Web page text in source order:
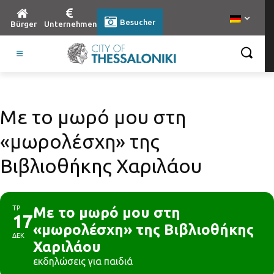
Bürger Unternehmen Besucher
Με το μωρό μου στη
«μωρολέσχη» της
Βιβλιοθήκης Χαριλάου
ΤΡ
17
ΔΕΚ
Με το μωρό μου στη
«μωρολέσχη» της Βιβλιοθήκης
Χαριλάου
εκδηλώσεις για παιδιά